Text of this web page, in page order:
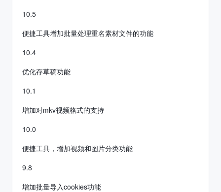
10.5
便捷工具增加批量处理重名素材文件的功能
10.4
优化存草稿功能
10.1
增加对mkv视频格式的支持
10.0
便捷工具，增加视频和图片分类功能
9.8
增加批量导入cookies功能